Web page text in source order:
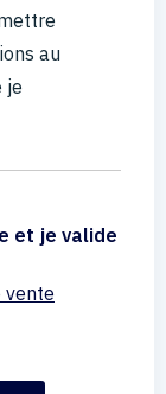
au
je
et je valide
vente